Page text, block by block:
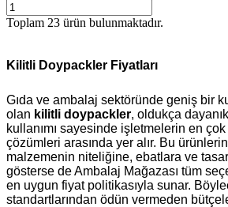
Toplam 23 ürün bulunmaktadır.
Kilitli Doypackler Fiyatları
Gıda ve ambalaj sektöründe geniş bir
olan kilitli doypackler, oldukça
kullanımı sayesinde işletmelerin en
çözümleri arasında yer alır. Bu
malzemenin niteliğine, ebatlara ve
gösterse de Ambalaj Mağazası tüm
en uygun fiyat politikasıyla sunar.
standartlarından ödün vermeden